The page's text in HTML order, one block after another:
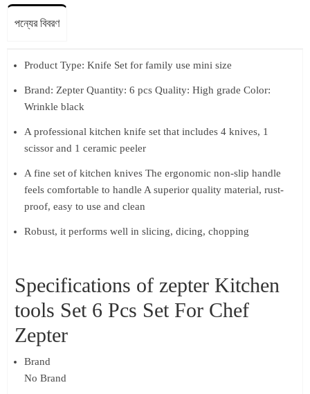
পন্যের বিবরণ
Product Type: Knife Set for family use mini size
Brand: Zepter Quantity: 6 pcs Quality: High grade Color:
Wrinkle black
A professional kitchen knife set that includes 4 knives, 1
scissor and 1 ceramic peeler
A fine set of kitchen knives The ergonomic non-slip handle
feels comfortable to handle A superior quality material, rust-
proof, easy to use and clean
Robust, it performs well in slicing, dicing, chopping
Specifications of zepter Kitchen
tools Set 6 Pcs Set For Chef
Zepter
Brand
No Brand